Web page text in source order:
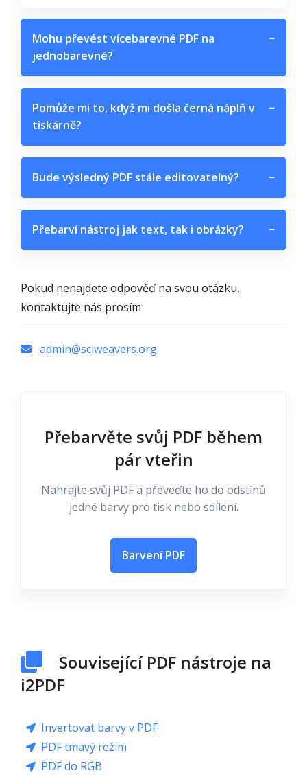
Mohu převést vícebarevné PDF na
jednobarevné?
−
Pomůže mi to, když mi došla černá náplň v
tiskárně?
−
Bude výsledný PDF stále editovatelný? −
Přebarví nástroj jak text, tak i obrázky? −
Pokud nenajdete odpověď na svou otázku,
kontaktujte nás prosím
admin@sciweavers.org
Přebarvěte svůj PDF během
pár vteřin
Nahrajte svůj PDF a převeďte ho do odstínů
jedné barvy pro tisk nebo sdílení.
Barvení PDF
Související PDF nástroje na
i2PDF
Invertovat barvy v PDF
PDF tmavý režim
PDF do RGB